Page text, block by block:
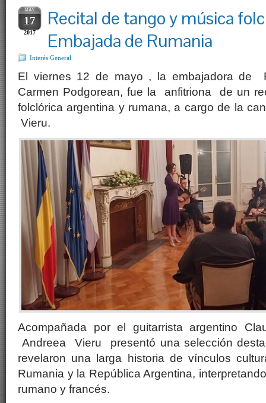
MAY
17
2017
Recital de tango y música
Embajada de Rumania
Interés General
El viernes 12 de mayo , la embajadora de
Carmen Podgorean, fue la anfitriona de un
folclórica argentina y rumana, a cargo de la
Vieru.
Acompañada por el guitarrista argentino
Andreea Vieru presentó una selección
revelaron una larga historia de vínculos
Rumania y la República Argentina,
rumano y francés.